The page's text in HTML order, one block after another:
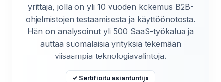
yrittäjä, jolla on yli 10 vuoden kokemus B2B-
ohjelmistojen testaamisesta ja käyttöönotosta.
Hän on analysoinut yli 500 SaaS-työkalua ja
auttaa suomalaisia yrityksiä tekemään
viisaampia teknologiavalintoja.
✓ Sertifioitu asiantuntija